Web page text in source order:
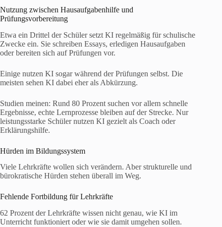
Nutzung zwischen Hausaufgabenhilfe und
Prüfungsvorbereitung
Etwa ein Drittel der Schüler setzt KI regelmäßig für schulische
Zwecke ein. Sie schreiben Essays, erledigen Hausaufgaben
oder bereiten sich auf Prüfungen vor.
Einige nutzen KI sogar während der Prüfungen selbst. Die
meisten sehen KI dabei eher als Abkürzung.
Studien meinen: Rund 80 Prozent suchen vor allem schnelle
Ergebnisse, echte Lernprozesse bleiben auf der Strecke. Nur
leistungsstarke Schüler nutzen KI gezielt als Coach oder
Erklärungshilfe.
Hürden im Bildungssystem
Viele Lehrkräfte wollen sich verändern. Aber strukturelle und
bürokratische Hürden stehen überall im Weg.
Fehlende Fortbildung für Lehrkräfte
62 Prozent der Lehrkräfte wissen nicht genau, wie KI im
Unterricht funktioniert oder wie sie damit umgehen sollen.